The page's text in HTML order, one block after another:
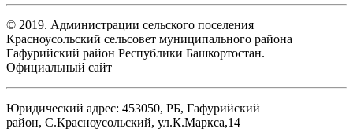
© 2019. Администрации сельского поселения
Красноусольский сельсовет муниципального района
Гафурийский район Республики Башкортостан.
Официальный сайт
Юридический адрес: 453050, РБ, Гафурийский
район, С.Красноусольский, ул.К.Маркса,14